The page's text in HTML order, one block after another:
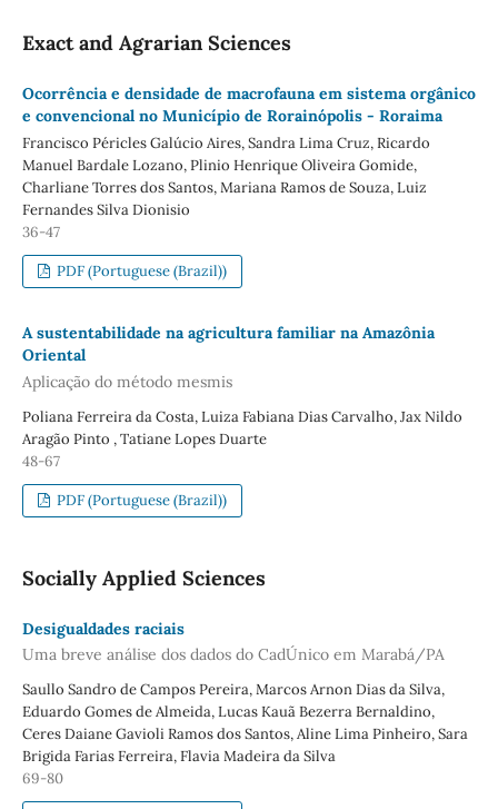
Exact and Agrarian Sciences
Ocorrência e densidade de macrofauna em sistema orgânico
e convencional no Município de Rorainópolis - Roraima
Francisco Péricles Galúcio Aires, Sandra Lima Cruz, Ricardo
Manuel Bardale Lozano, Plinio Henrique Oliveira Gomide,
Charliane Torres dos Santos, Mariana Ramos de Souza, Luiz
Fernandes Silva Dionisio
36-47
PDF (Portuguese (Brazil))
A sustentabilidade na agricultura familiar na Amazônia
Oriental
Aplicação do método mesmis
Poliana Ferreira da Costa, Luiza Fabiana Dias Carvalho, Jax Nildo
Aragão Pinto , Tatiane Lopes Duarte
48-67
PDF (Portuguese (Brazil))
Socially Applied Sciences
Desigualdades raciais
Uma breve análise dos dados do CadÚnico em Marabá/PA
Saullo Sandro de Campos Pereira, Marcos Arnon Dias da Silva,
Eduardo Gomes de Almeida, Lucas Kauã Bezerra Bernaldino,
Ceres Daiane Gavioli Ramos dos Santos, Aline Lima Pinheiro, Sara
Brigida Farias Ferreira, Flavia Madeira da Silva
69-80